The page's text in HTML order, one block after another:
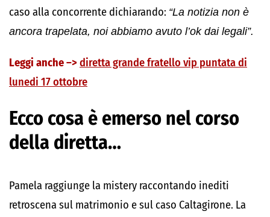
caso alla concorrente dichiarando: “La notizia non è
ancora trapelata, noi abbiamo avuto l’ok dai legali”.
Leggi anche –>diretta grande fratello vip puntata di
lunedi 17 ottobre
Ecco cosa è emerso nel corso
della diretta…
Pamela raggiunge la mistery raccontando inediti
retroscena sul matrimonio e sul caso Caltagirone. La